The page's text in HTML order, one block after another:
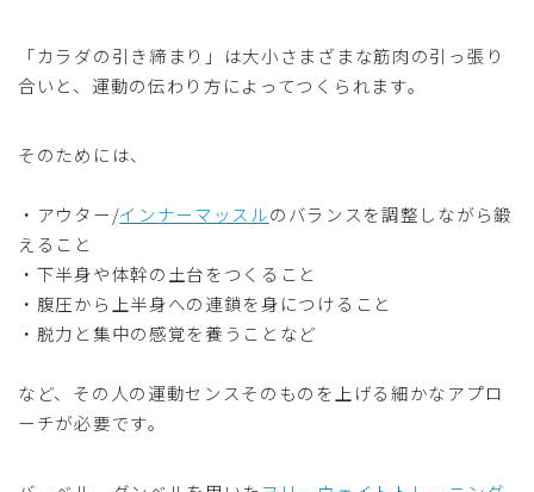
「カラダの引き締まり」は大小さまざまな筋肉の引っ張り
合いと、運動の伝わり方によってつくられます。
そのためには、
・アウター/インナーマッスルのバランスを調整しながら鍛
えること
・下半身や体幹の土台をつくること
・腹圧から上半身への連鎖を身につけること
・脱力と集中の感覚を養うことなど
など、その人の運動センスそのものを上げる細かなアプロ
ーチが必要です。